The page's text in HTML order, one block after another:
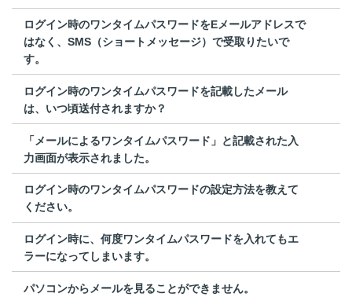
ログイン時のワンタイムパスワードをEメールアドレスで
はなく、SMS（ショートメッセージ）で受取りたいで
す。
ログイン時のワンタイムパスワードを記載したメール
は、いつ頃送付されますか？
「メールによるワンタイムパスワード」と記載された入
力画面が表示されました。
ログイン時のワンタイムパスワードの設定方法を教えて
ください。
ログイン時に、何度ワンタイムパスワードを入れてもエ
ラーになってしまいます。
パソコンからメールを見ることができません。